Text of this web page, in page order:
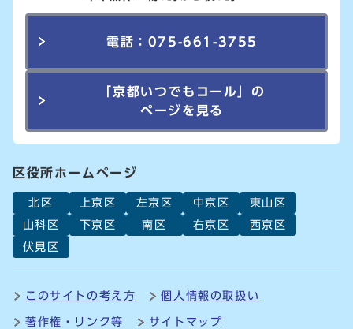
電話：075-661-3755
「京都いつでもコール」の
ページを見る
区役所ホームページ
北区 上京区 左京区 中京区
東山区
山科区
下京区 南区 右京区
西京区
伏見区
このサイトの考え方 個人情報の取扱い
著作権・リンク等 サイトマップ